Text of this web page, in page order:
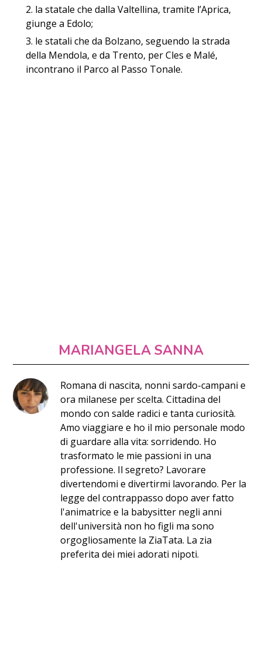
la statale che dalla Valtellina, tramite l’Aprica,
giunge a Edolo;
le statali che da Bolzano, seguendo la strada
della Mendola, e da Trento, per Cles e Malé,
incontrano il Parco al Passo Tonale.
MARIANGELA SANNA
Romana di nascita, nonni sardo-campani e
ora milanese per scelta. Cittadina del
mondo con salde radici e tanta curiosità.
Amo viaggiare e ho il mio personale modo
di guardare alla vita: sorridendo. Ho
trasformato le mie passioni in una
professione. Il segreto? Lavorare
divertendomi e divertirmi lavorando. Per la
legge del contrappasso dopo aver fatto
l'animatrice e la babysitter negli anni
dell'università non ho figli ma sono
orgogliosamente la ZiaTata. La zia
preferita dei miei adorati nipoti.